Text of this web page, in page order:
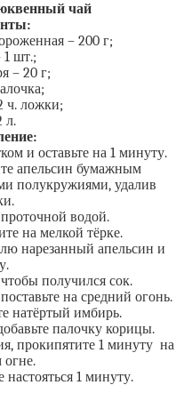
чай
– 200 г;
1 шт.;
– 20 г;
ч. ложки;
л.
и оставьте на 1 минуту.
апельсин бумажным
полукружиями, удалив
водой.
на мелкой тёрке.
нарезанный апельсин и
получился сок.
на средний огонь.
натёртый имбирь.
палочку корицы.
прокипятите 1 минуту на
1 минуту.